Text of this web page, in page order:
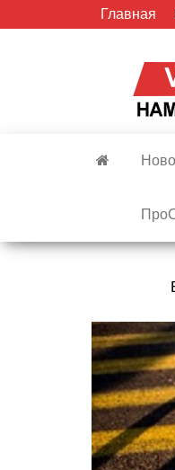
Главная